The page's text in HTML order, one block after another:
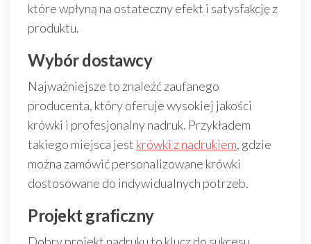
które wpłyną na ostateczny efekt i satysfakcję z
produktu.
Wybór dostawcy
Najważniejsze to znaleźć zaufanego
producenta, który oferuje wysokiej jakości
krówki i profesjonalny nadruk. Przykładem
takiego miejsca jest krówki z nadrukiem, gdzie
można zamówić personalizowane krówki
dostosowane do indywidualnych potrzeb.
Projekt graficzny